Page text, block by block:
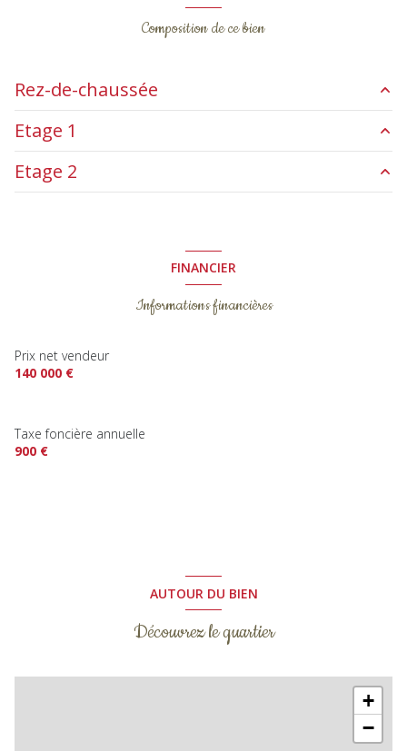
Composition de ce bien
Rez-de-chaussée
garage
cuisine
20.43 m²
Etage 1
grange
Etage 2
FINANCIER
Informations financières
Prix net vendeur
140 000 €
Taxe foncière annuelle
900 €
AUTOUR DU BIEN
Découvrez le quartier
+
−